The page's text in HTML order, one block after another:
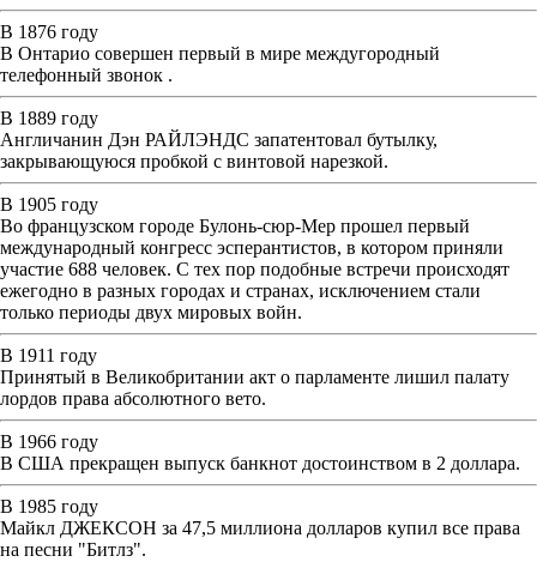
В 1876 году
В Онтарио совершен первый в мире междугородный
телефонный звонок .
В 1889 году
Англичанин Дэн РАЙЛЭНДС запатентовал бутылку,
закрывающуюся пробкой с винтовой нарезкой.
В 1905 году
Во французском городе Булонь-сюр-Мер прошел первый
международный конгресс эсперантистов, в котором приняли
участие 688 человек. С тех пор подобные встречи происходят
ежегодно в разных городах и странах, исключением стали
только периоды двух мировых войн.
В 1911 году
Принятый в Великобритании акт о парламенте лишил палату
лордов права абсолютного вето.
В 1966 году
В США прекращен выпуск банкнот достоинством в 2 доллара.
В 1985 году
Майкл ДЖЕКСОН за 47,5 миллиона долларов купил все права
на песни "Битлз".